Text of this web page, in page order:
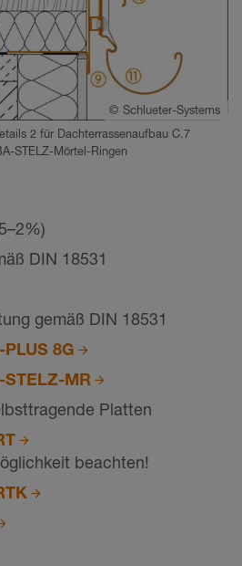
© Schlueter-Systems
2 für Dachterrassenaufbau C.7
STELZ-Mörtel-Ringen
DIN 18531
gemäß DIN 18531
8G
STELZ-MR
Platten
beachten!